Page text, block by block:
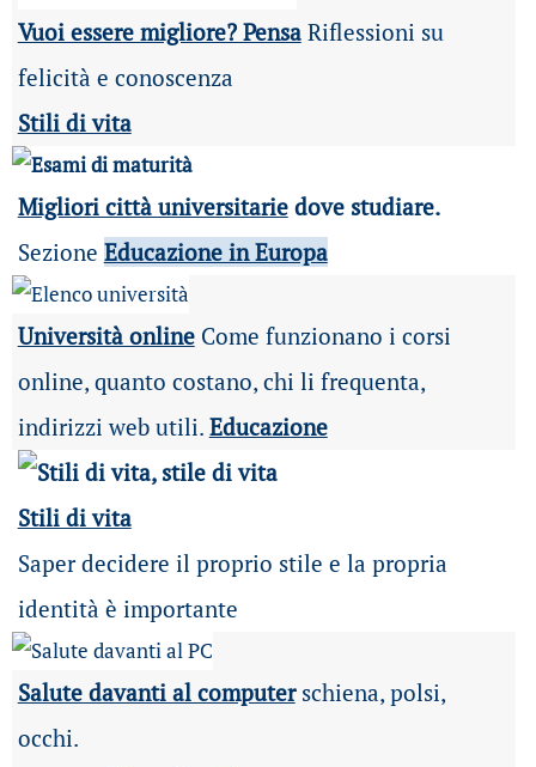
Vuoi essere migliore? PensaRiflessioni su
felicità e conoscenza
Stili di vita
Migliori città universitariedove studiare.
Sezione Educazione in Europa
Università online Come funzionano i corsi
online, quanto costano, chi li frequenta,
indirizzi web utili. Educazione
Stili di vita
Saper decidere il proprio stile e la propria
identità è importante
Salute davanti al computerschiena, polsi,
occhi.